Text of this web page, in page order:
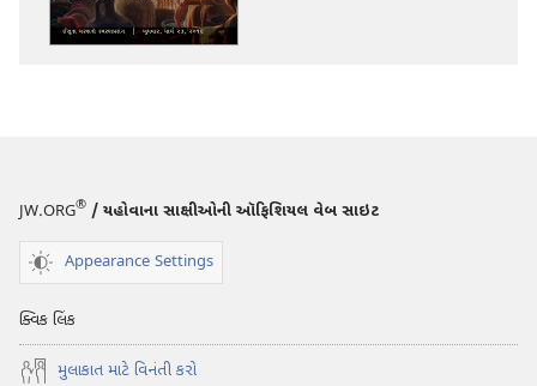
JW.ORG® / યહોવાના સાક્ષીઓની ઑફિશિયલ વેબ સાઇટ
Appearance Settings
ક્વિક લિંક
મુલાકાત માટે વિનંતી કરો